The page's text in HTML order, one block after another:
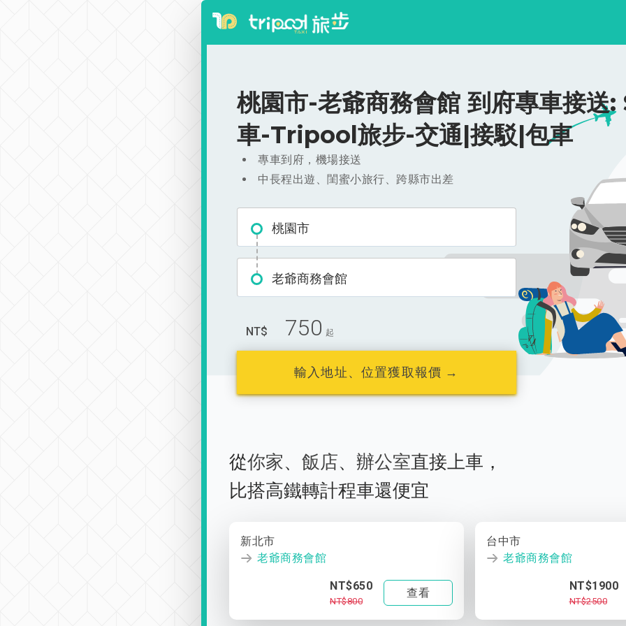
桃園市-老爺商務會館 到府專車接送
車-Tripool旅步-交通|接駁|包車
專車到府，機場接送
中長程出遊、閨蜜小旅行、跨縣市出差
桃園市
老爺商務會館
NT$ 750 起
輸入地址、位置獲取報價 →
從你家、 飯店、 辦公室直接上車，
比搭高鐵轉計程車還便宜
新北市
老爺商務會館
NT$650
NT$800
查看
台中市
老爺商務會館
NT$1900
NT$2500